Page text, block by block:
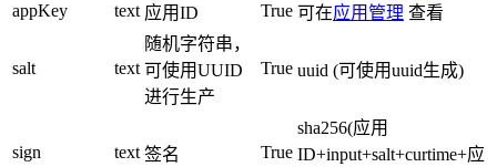
appKey
text 应用ID True 可在应用管理 查看
salt text
随机字符串，
可使用UUID
进行生产
True uuid (可使用uuid生成)
sign text 签名 True
sha256(应用
ID+input+salt+curtime+应